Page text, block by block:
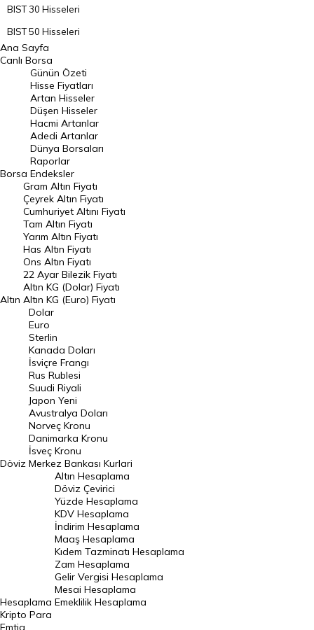
BIST 30 Hisseleri
BIST 50 Hisseleri
BIST 100 Hisseleri
En Çok Artan Hisseler
En Çok Düşen Hisseler
Hacmi Artanlar
Geçmiş Kapanışlar
Dünya Borsaları
Raporlar
Endeksler
DÖVİZ
Döviz Kuru
Dolar Kuru
Euro Kuru
Pound Kuru
Frank Kuru
Riyal Kuru
Avustralya Doları
Danimarka Kronu Kuru
Kanada Doları Kuru
Norveç Kronu Kuru
İsveç Kronu Kuru
Japon Yeni Kuru
Serbest Piyasa Döviz Kurları
Merkez Bankası Döviz Kurları
Altın Fiyatları
Ana Sayfa
Canlı Borsa
Borsa
Günün Özeti
Hisse Fiyatları
Artan Hisseler
Düşen Hisseler
Hacmi Artanlar
Adedi Artanlar
Dünya Borsaları
Raporlar
Endeksler
Altın
Gram Altın Fiyatı
Çeyrek Altın Fiyatı
Cumhuriyet Altını Fiyatı
Tam Altın Fiyatı
Yarım Altın Fiyatı
Has Altın Fiyatı
Ons Altın Fiyatı
22 Ayar Bilezik Fiyatı
Altın KG (Dolar) Fiyatı
Altın KG (Euro) Fiyatı
Döviz
Dolar
Euro
Sterlin
Kanada Doları
İsviçre Frangı
Rus Rublesi
Suudi Riyali
Japon Yeni
Avustralya Doları
Norveç Kronu
Danimarka Kronu
İsveç Kronu
Merkez Bankası Kurlari
Hesaplama
Altın Hesaplama
Döviz Çevirici
Yüzde Hesaplama
KDV Hesaplama
İndirim Hesaplama
Maaş Hesaplama
Kıdem Tazminatı Hesaplama
Zam Hesaplama
Gelir Vergisi Hesaplama
Mesai Hesaplama
Emeklilik Hesaplama
Kripto Para
Emtia